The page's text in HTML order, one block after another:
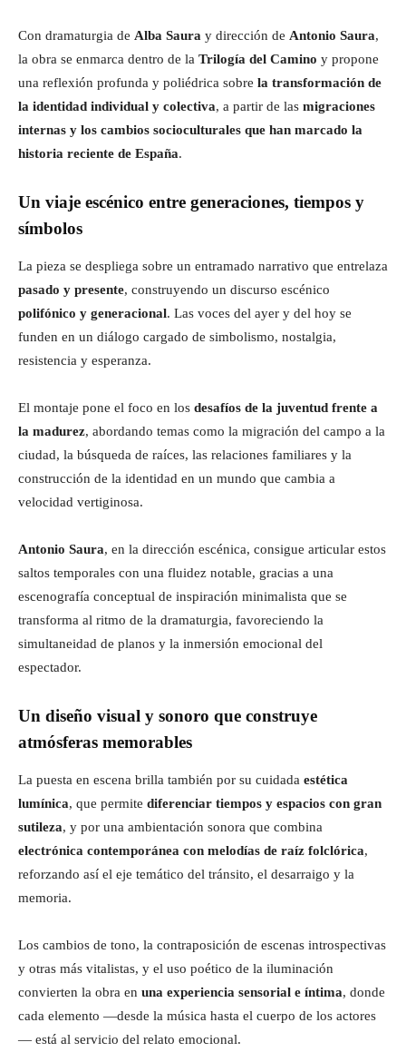
Con dramaturgia de Alba Saura y dirección de Antonio Saura,
la obra se enmarca dentro de la Trilogía del Camino y propone
una reflexión profunda y poliédrica sobre la transformación de
la identidad individual y colectiva, a partir de las migraciones
internas y los cambios socioculturales que han marcado la
historia reciente de España.
Un viaje escénico entre generaciones, tiempos y
símbolos
La pieza se despliega sobre un entramado narrativo que entrelaza
pasado y presente, construyendo un discurso escénico
polifónico y generacional. Las voces del ayer y del hoy se
funden en un diálogo cargado de simbolismo, nostalgia,
resistencia y esperanza.
El montaje pone el foco en los desafíos de la juventud frente a
la madurez, abordando temas como la migración del campo a la
ciudad, la búsqueda de raíces, las relaciones familiares y la
construcción de la identidad en un mundo que cambia a
velocidad vertiginosa.
Antonio Saura, en la dirección escénica, consigue articular estos
saltos temporales con una fluidez notable, gracias a una
escenografía conceptual de inspiración minimalista que se
transforma al ritmo de la dramaturgia, favoreciendo la
simultaneidad de planos y la inmersión emocional del
espectador.
Un diseño visual y sonoro que construye
atmósferas memorables
La puesta en escena brilla también por su cuidada estética
lumínica, que permite diferenciar tiempos y espacios con gran
sutileza, y por una ambientación sonora que combina
electrónica contemporánea con melodías de raíz folclórica,
reforzando así el eje temático del tránsito, el desarraigo y la
memoria.
Los cambios de tono, la contraposición de escenas introspectivas
y otras más vitalistas, y el uso poético de la iluminación
convierten la obra en una experiencia sensorial e íntima, donde
cada elemento —desde la música hasta el cuerpo de los actores
— está al servicio del relato emocional.